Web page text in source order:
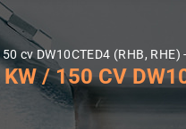
cv DW10CTED4 (RHB,
/ 150 CV